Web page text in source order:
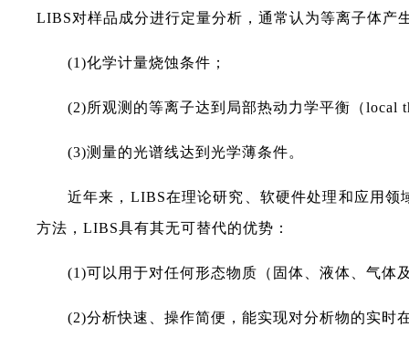
LIBS对样品成分进行定量分析，通常认为等离子体产
(1)化学计量烧蚀条件；
(2)所观测的等离子达到局部热动力学平衡（local
(3)测量的光谱线达到光学薄条件。
近年来，LIBS在理论研究、软硬件处理和应用
方法，LIBS具有其无可替代的优势：
(1)可以用于对任何形态物质（固体、液体、气体
(2)分析快速、操作简便，能实现对分析物的实时